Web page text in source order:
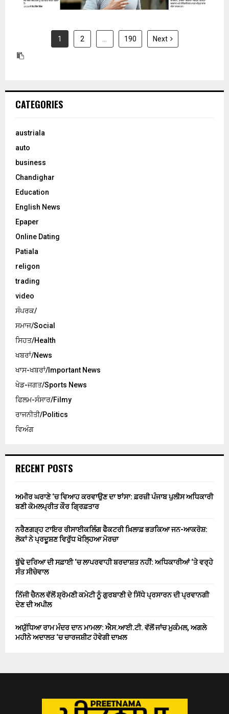
1 2 190 Next
CATEGORIES
austriala
auto
business
Chandighar
Education
English News
Epaper
Online Dating
Patiala
religon
trading
video
ਸੰਪਰਕ/
ਸਮਾਜ/Social
ਸਿਹਤ/Health
ਖਬਰਾਂ/News
ਖਾਸ-ਖਬਰਾਂ/Important News
ਖੇਡ-ਜਗਤ/Sports News
ਫਿਲਮ-ਸੰਸਾਰ/Filmy
ਰਾਜਨੀਤੀ/Politics
ਵਿਅੰਗ
RECENT POSTS
ਅਮੀਰ ਘਰਾਣੇ ‘ਚ ਵਿਆਹ ਕਰਵਾਉਣ ਦਾ ਝਾਂਸਾ: ਫ਼ਰਜ਼ੀ ਪੰਜਾਬ ਪੁਲੀਸ ਅਧਿਕਾਰੀ
ਬਣੀ ਕੋਮਲਪ੍ਰੀਤ ਕੌਰ ਗ੍ਰਿਫ਼ਤਾਰ
ਨਰੈਣਗੜ੍ਹ ਟਾਇਰ ਰੀਸਾਈਕਲਿੰਗ ਫੈਕਟਰੀ ਖ਼ਿਲਾਫ਼ ਭੜਕਿਆ ਜਨ-ਆਕਰੋਸ਼:
ਲੋਕਾਂ ਨੇ ਪ੍ਰਦੂਸ਼ਣ ਵਿਰੁੱਧ ਖੋਲ੍ਹਿਆ ਮੋਰਚਾ
ਬੁੱਢੇ ਦਰਿਆ ਦੀ ਸਫ਼ਾਈ ‘ਚ ਲਾਪਰਵਾਹੀ ਬਰਦਾਸ਼ਤ ਨਹੀਂ: ਅਧਿਕਾਰੀਆਂ ‘ਤੇ ਵਰ੍ਹੇ
ਸੰਤ ਸੀਚੇਵਾਲ
ਨਿੱਜੀ ਚੈਨਲ ਵੱਲੋਂ ਸ਼੍ਰੋਮਣੀ ਕਮੇਟੀ ਨੂੰ ਗੁਰਬਾਣੀ ਦੇ ਸਿੱਧੇ ਪ੍ਰਸਾਰਨ ਦੀ ਪ੍ਰਵਾਨਗੀ
ਦੇਣ ਦੀ ਅਪੀਲ
ਅਯੁੱਧਿਆ ਰਾਮ ਮੰਦਰ ਦਾਨ ਮਾਮਲਾ: ਐਸ.ਆਈ.ਟੀ. ਵੱਲੋਂ ਜਾਂਚ ਮੁਕੰਮਲ, ਅਗਲੇ
ਮਹੀਨੇ ਅਦਾਲਤ ‘ਚ ਚਾਰਜਸ਼ੀਟ ਹੋਵੇਗੀ ਦਾਖ਼ਲ